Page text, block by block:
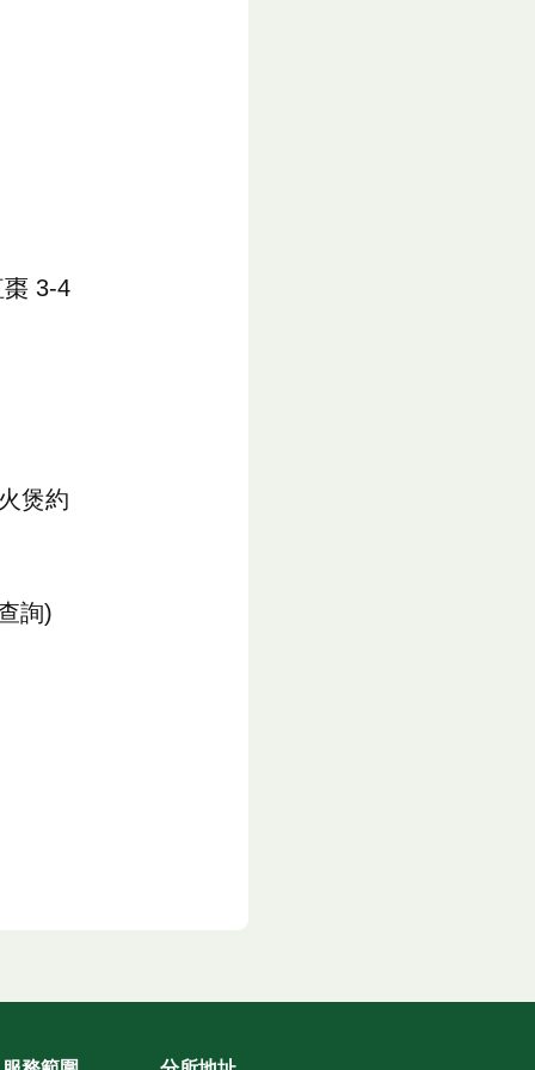
3-4
煲約
詢)